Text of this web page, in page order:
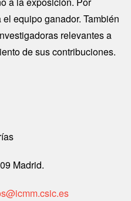
equipo ganador. También
relevantes a
de sus contribuciones.
Madrid.